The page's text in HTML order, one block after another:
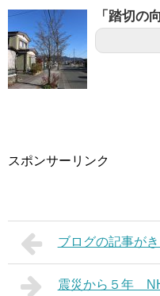
「踏切の
スポンサーリンク
ブログの記事が
震災から５年